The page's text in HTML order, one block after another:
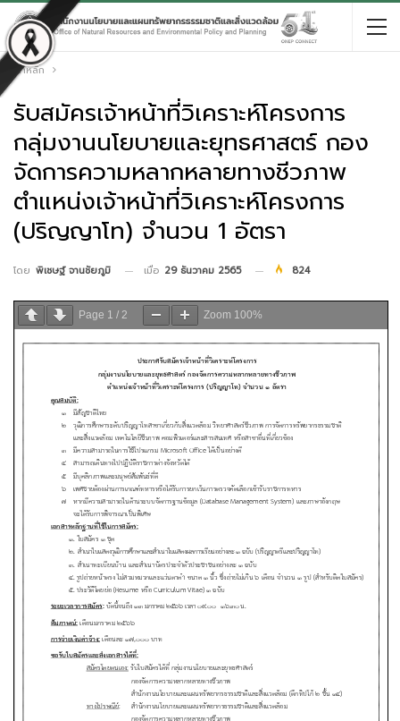
หน้าหลัก
รับสมัครเจ้าหน้าที่วิเคราะห์โครงการ
กลุ่มงานนโยบายและยุทธศาสตร์ กอง
จัดการความหลากหลายทางชีวภาพ
ตำแหน่งเจ้าหน้าที่วิเคราะห์โครงการ
(ปริญญาโท) จำนวน 1 อัตรา
โดย พิเชษฐ์ จานชัยภูมิ เมื่อ 29 ธันวาคม 2565 824
Page 1 / 2 Zoom 100%